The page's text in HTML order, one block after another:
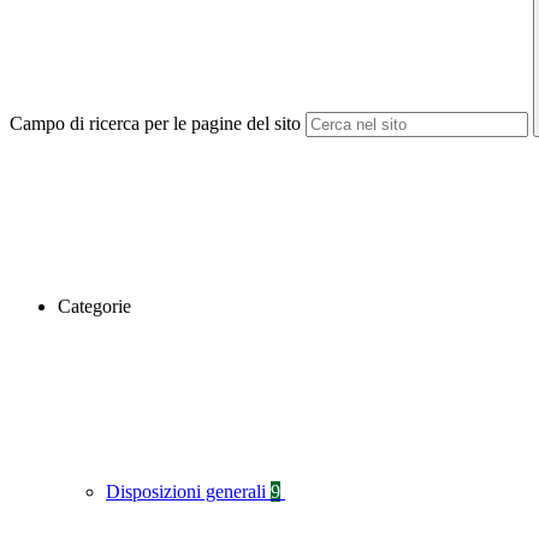
Campo di ricerca per le pagine del sito
Categorie
Disposizioni generali 9